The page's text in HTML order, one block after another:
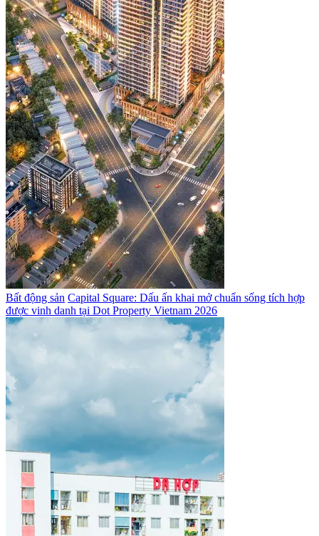
Bất động sản Capital Square: Dấu ấn khai mở chuẩn sống tích hợp
được vinh danh tại Dot Property Vietnam 2026